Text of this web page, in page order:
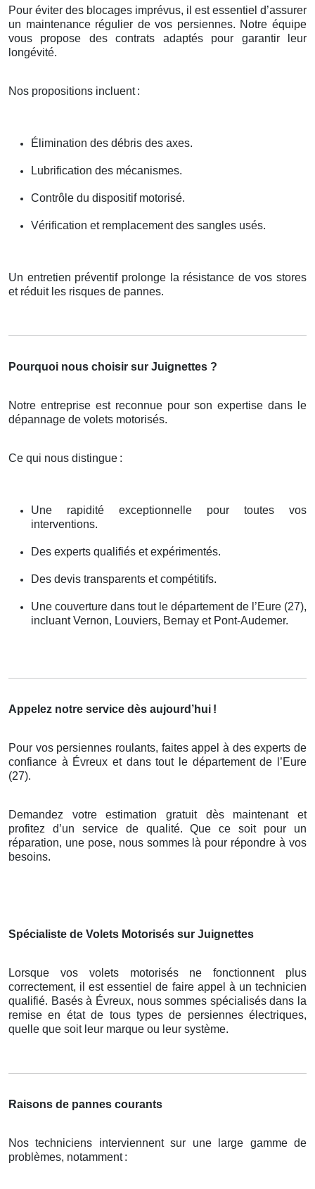
Pour éviter des blocages imprévus, il est essentiel d’assurer
un maintenance régulier de vos persiennes. Notre équipe
vous propose des contrats adaptés pour garantir leur
longévité.
Nos propositions incluent :
Élimination des débris des axes.
Lubrification des mécanismes.
Contrôle du dispositif motorisé.
Vérification et remplacement des sangles usés.
Un entretien préventif prolonge la résistance de vos stores
et réduit les risques de pannes.
Pourquoi nous choisir sur Juignettes ?
Notre entreprise est reconnue pour son expertise dans le
dépannage de volets motorisés.
Ce qui nous distingue :
Une rapidité exceptionnelle pour toutes vos
interventions.
Des experts qualifiés et expérimentés.
Des devis transparents et compétitifs.
Une couverture dans tout le département de l’Eure (27),
incluant Vernon, Louviers, Bernay et Pont-Audemer.
Appelez notre service dès aujourd’hui !
Pour vos persiennes roulants, faites appel à des experts de
confiance à Évreux et dans tout le département de l’Eure
(27).
Demandez votre estimation gratuit dès maintenant et
profitez d’un service de qualité. Que ce soit pour un
réparation, une pose, nous sommes là pour répondre à vos
besoins.
Spécialiste de Volets Motorisés sur Juignettes
Lorsque vos volets motorisés ne fonctionnent plus
correctement, il est essentiel de faire appel à un technicien
qualifié. Basés à Évreux, nous sommes spécialisés dans la
remise en état de tous types de persiennes électriques,
quelle que soit leur marque ou leur système.
Raisons de pannes courants
Nos techniciens interviennent sur une large gamme de
problèmes, notamment :